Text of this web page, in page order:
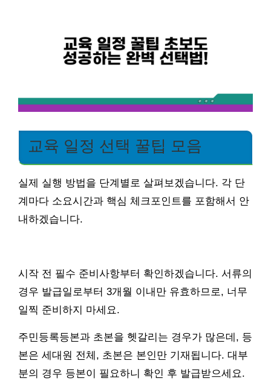
교육 일정 선택 꿀팁 모음
실제 실행 방법을 단계별로 살펴보겠습니다. 각 단
계마다 소요시간과 핵심 체크포인트를 포함해서 안
내하겠습니다.
시작 전 필수 준비사항부터 확인하겠습니다. 서류의
경우 발급일로부터 3개월 이내만 유효하므로, 너무
일찍 준비하지 마세요.
주민등록등본과 초본을 헷갈리는 경우가 많은데, 등
본은 세대원 전체, 초본은 본인만 기재됩니다. 대부
분의 경우 등본이 필요하니 확인 후 발급받으세요.